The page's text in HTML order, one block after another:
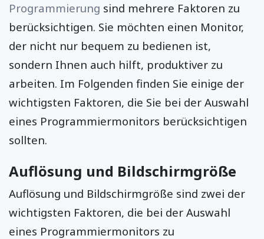
Programmierung sind mehrere Faktoren zu
berücksichtigen. Sie möchten einen Monitor,
der nicht nur bequem zu bedienen ist,
sondern Ihnen auch hilft, produktiver zu
arbeiten. Im Folgenden finden Sie einige der
wichtigsten Faktoren, die Sie bei der Auswahl
eines Programmiermonitors berücksichtigen
sollten.
Auflösung und Bildschirmgröße
Auflösung und Bildschirmgröße sind zwei der
wichtigsten Faktoren, die bei der Auswahl
eines Programmiermonitors zu